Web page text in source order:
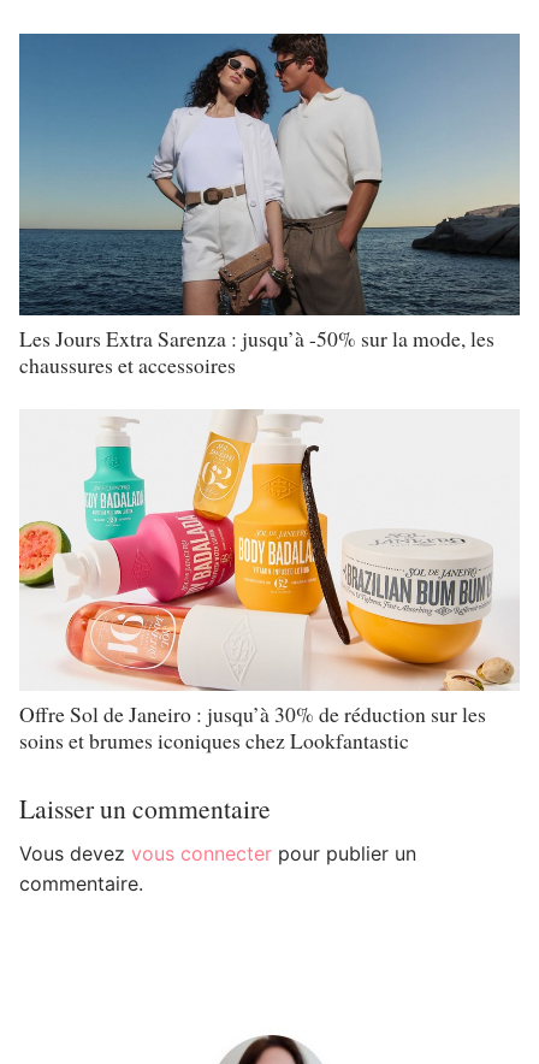
Les Jours Extra Sarenza : jusqu’à -50% sur la mode, les
chaussures et accessoires
Offre Sol de Janeiro : jusqu’à 30% de réduction sur les
soins et brumes iconiques chez Lookfantastic
Laisser un commentaire
Vous devez vous connecter pour publier un
commentaire.